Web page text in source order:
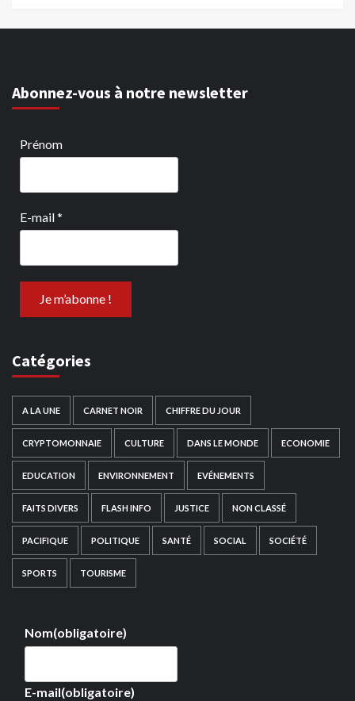
Abonnez-vous à notre newsletter
Prénom
E-mail*
Catégories
A LA UNE CARNET NOIR CHIFFRE DU JOUR
CRYPTOMONNAIE CULTURE DANS LE MONDE ECONOMIE
EDUCATION ENVIRONNEMENT EVÉNEMENTS
FAITS DIVERS FLASH INFO JUSTICE NON CLASSÉ
PACIFIQUE POLITIQUE SANTÉ SOCIAL SOCIÉTÉ
SPORTS TOURISME
Nom(obligatoire)
E-mail(obligatoire)